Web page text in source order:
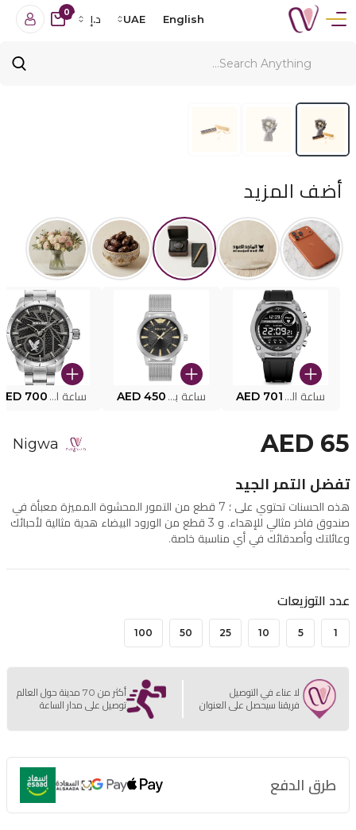
English
UAE د.إ
0
أضف المزيد
ساعة البوليس الذكية MY.AVATAR PEIUN0000101 AED 701 ساعة بوليس للرجال PEWJG0005002 AED 450 ساعة البوليس PEWJG2227302 700
AED 65
Nigwa
تفضل التمر الجيد
هذه الحسنات تحتوي على ؛ 7 قطع من التمور المحشوة المميزة معبأة في
صندوق فاخر مثالي للإهداء. و 3 قطع من الورود البيضاء هدية مثالية لأحبائك
وعائلتك وأصدقائك في أي مناسبة خاصة.
عدد التوزيعات
1
5
10
25
50
100
لا عناء في التوصيل
فريقنا سيحصل على العنوان
أكثر من 70 مدينة حول العالم
توصيل على مدار الساعة
طرق الدفع